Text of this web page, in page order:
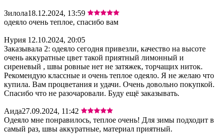
Зилола18.12.2024, 13:59
одеяло очень теплое, спасибо вам
Нурия 12.10.2024, 20:05
Заказывала 2: одеяло сегодня привезли, качество на высоте
очень аккуратные цвет такой приятный лимонный и
сиреневый , швы ровные нет не затяжек, торчащих ниток.
Рекомендую классные и очень теплое одеяло. Я не желаю что
купила. Вам процветания и удачи. Очень довольно покупкой.
Спасибо что не разочаровали. Буду ещё заказывать.
Аида27.09.2024, 11:42
Одеяло мне понравилось, теплое очень! Для зимы подходит в
самый раз, швы аккуратные, материал приятный.